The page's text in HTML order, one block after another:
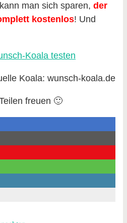
man sich sparen, der
kostenlos! Und
Koala testen
Koala: wunsch-koala.de
freuen 🙂